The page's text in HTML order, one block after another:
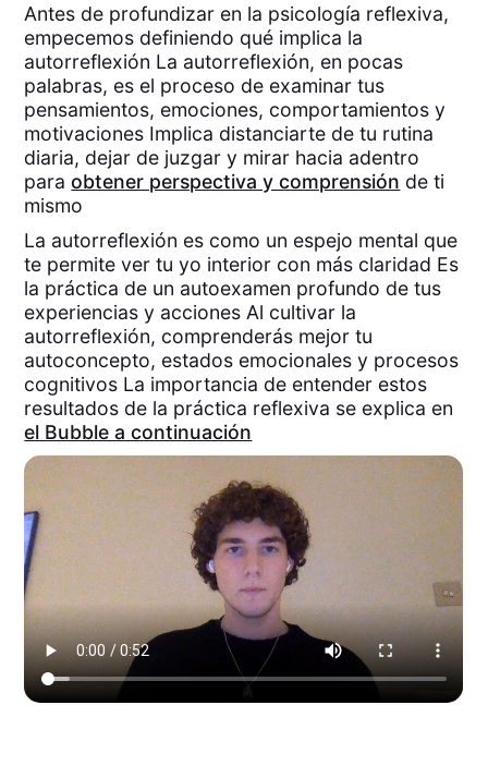
Antes de profundizar en la psicología reflexiva,
empecemos definiendo qué implica la
autorreflexión La autorreflexión, en pocas
palabras, es el proceso de examinar tus
pensamientos, emociones, comportamientos y
motivaciones Implica distanciarte de tu rutina
diaria, dejar de juzgar y mirar hacia adentro
paraobtener perspectiva y comprensión de ti
mismo
La autorreflexión es como un espejo mental que
te permite ver tu yo interior con más claridad Es
la práctica de un autoexamen profundo de tus
experiencias y acciones Al cultivar la
autorreflexión, comprenderás mejor tu
autoconcepto, estados emocionales y procesos
cognitivos La importancia de entender estos
resultados de la práctica reflexiva se explica en
el Bubble a continuación